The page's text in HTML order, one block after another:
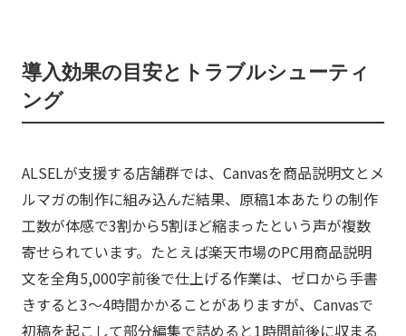
導入効果の目安とトラブルシューティ
ング
ALSELが支援する店舗群では、Canvasを商品説明文とメ
ルマガの制作に組み込んだ結果、原稿1本あたりの制作
工数が体感で3割から5割ほど縮まったという声が複数
寄せられています。たとえば楽天市場のPC用商品説明
文を全角5,000字前後で仕上げる作業は、ゼロから手書
きすると3〜4時間かかることがありますが、Canvasで
初稿を起こして部分編集で詰めると1時間前後に収まる